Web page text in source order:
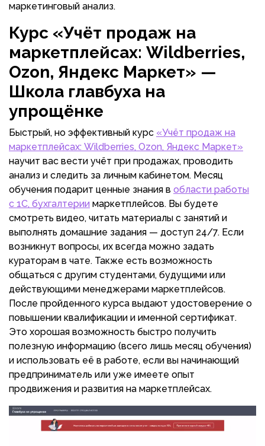
маркетинговый анализ.
Курс «Учёт продаж на
маркетплейсах: Wildberries,
Ozon, Яндекс Маркет» —
Школа главбуха на
упрощёнке
Быстрый, но эффективный курс «Учёт продаж на
маркетплейсах: Wildberries, Ozon, Яндекс Маркет»
научит вас вести учёт при продажах, проводить
анализ и следить за личным кабинетом. Месяц
обучения подарит ценные знания в области работы
с 1С, бухгалтерии маркетплейсов. Вы будете
смотреть видео, читать материалы с занятий и
выполнять домашние задания — доступ 24/7. Если
возникнут вопросы, их всегда можно задать
кураторам в чате. Также есть возможность
общаться с другим студентами, будущими или
действующими менеджерами маркетплейсов.
После пройденного курса выдают удостоверение о
повышении квалификации и именной сертификат.
Это хорошая возможность быстро получить
полезную информацию (всего лишь месяц обучения)
и использовать её в работе, если вы начинающий
предприниматель или уже имеете опыт
продвижения и развития на маркетплейсах.